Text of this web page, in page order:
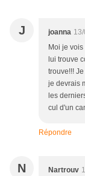
J joanna
Moi je
lui trouve
trouve!!!
je devrais
les
cul d'un
Répondre
N Nartrouv